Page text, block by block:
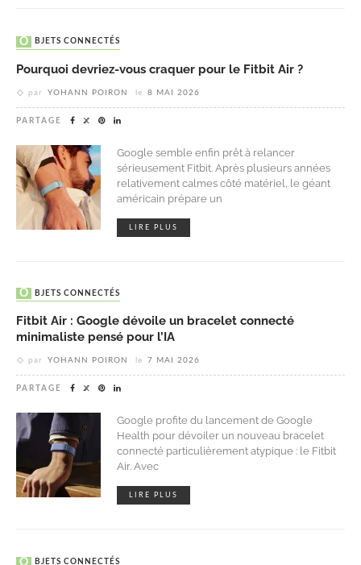
OBJETS CONNECTÉS
Pourquoi devriez-vous craquer pour le Fitbit Air ?
par YOHANN POIRON le 8 MAI 2026
PARTAGE
Google semble enfin prêt à relancer
sérieusement Fitbit. Après plusieurs années
relativement calmes côté matériel, le géant
américain prépare un
LIRE PLUS
OBJETS CONNECTÉS
Fitbit Air : Google dévoile un bracelet connecté
minimaliste pensé pour l’IA
par YOHANN POIRON le 7 MAI 2026
PARTAGE
Google profite du lancement de Google
Health pour dévoiler un nouveau bracelet
connecté particulièrement atypique : le Fitbit
Air. Avec
LIRE PLUS
OBJETS CONNECTÉS